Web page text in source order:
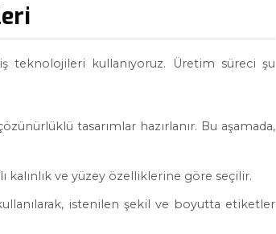
kullanıyoruz. Üretim süreci şu
tasarımlar hazırlanır. Bu aşamada,
kalınlık ve yüzey özelliklerine göre seçilir.
istenilen şekil ve boyutta etiketler